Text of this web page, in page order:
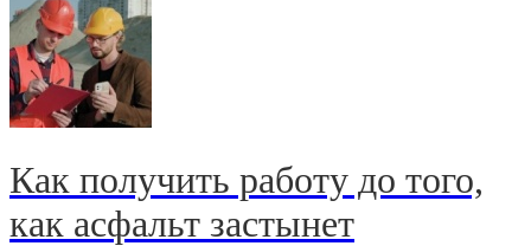
Как получить работу до того,
как асфальт застынет